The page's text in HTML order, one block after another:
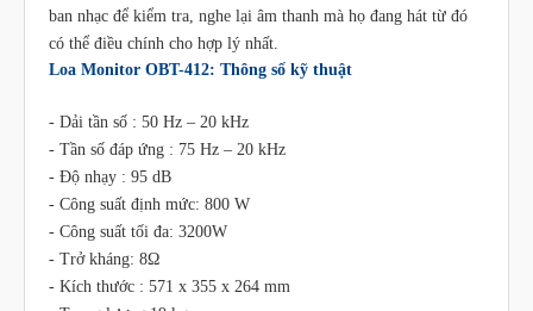
ban nhạc để kiểm tra, nghe lại âm thanh mà họ đang hát từ đó
có thể điều chính cho hợp lý nhất.
Loa Monitor OBT-412: Thông số kỹ thuật
- Dải tần số : 50 Hz – 20 kHz
- Tần số đáp ứng : 75 Hz – 20 kHz
- Độ nhạy : 95 dB
- Công suất định mức: 800 W
- Công suất tối đa: 3200W
- Trở kháng: 8Ω
- Kích thước : 571 x 355 x 264 mm